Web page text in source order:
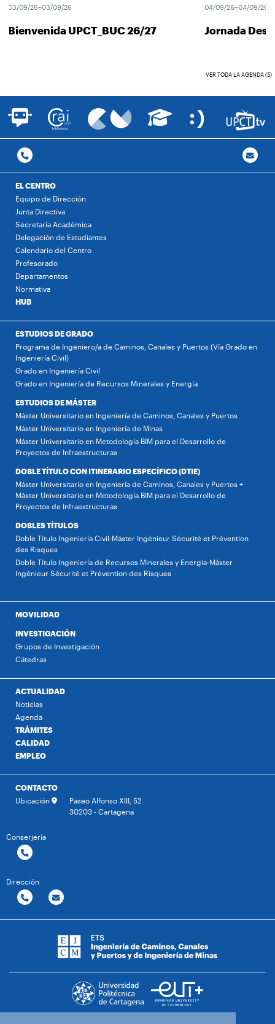
09/26–03/09/26
UPCT_BUC 26/27
04/09/26–04/09/26
Jornada
VER TODA LA AGENDA (5)
EL CENTRO
Equipo de Dirección
Junta Directiva
Secretaría Académica
Delegación de Estudiantes
Calendario del Centro
Profesorado
Departamentos
Normativa
HUB
ESTUDIOS DE GRADO
Programa de Ingeniero/a de Caminos, Canales y Puertos (Vía Grado en
Ingeniería Civil)
Grado en Ingeniería Civil
Grado en Ingeniería de Recursos Minerales y Energía
ESTUDIOS DE MÁSTER
Máster Universitario en Ingeniería de Caminos, Canales y Puertos
Máster Universitario en Ingeniería de Minas
Máster Universitario en Metodología BIM para el Desarrollo de
Proyectos de Infraestructuras
DOBLE TÍTULO CON ITINERARIO ESPECÍFICO (DTIE)
Máster Universitario en Ingeniería de Caminos, Canales y Puertos +
Máster Universitario en Metodología BIM para el Desarrollo de
Proyectos de Infraestructuras
DOBLES TÍTULOS
Doble Título Ingeniería Civil-Máster Ingénieur Sécurité et Prévention
des Risques
Doble Título Ingeniería de Recursos Minerales y Energía-Máster
Ingénieur Sécurité et Prévention des Risques
MOVILIDAD
INVESTIGACIÓN
Grupos de Investigación
Cátedras
ACTUALIDAD
Noticias
Agenda
TRÁMITES
CALIDAD
EMPLEO
CONTACTO
Ubicación
Paseo Alfonso XIII, 52
30203 - Cartagena
Conserjería
Dirección